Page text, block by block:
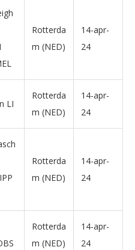
Rotterda
m (NED)
14-apr-
24
LI
Rotterda
m (NED)
14-apr-
24
Rotterda
m (NED)
14-apr-
24
Rotterda
m (NED)
14-apr-
24